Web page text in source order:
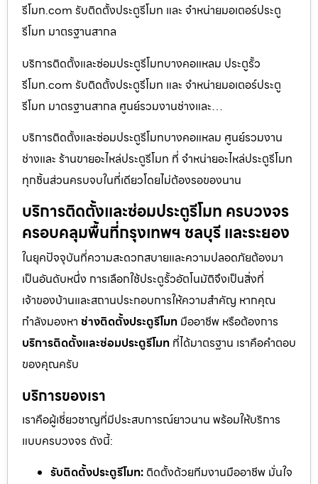
รีโมท.com รับติดตั้งประตูรีโมท และ จำหน่ายมอเตอร์ประตู
รีโมท มาตรฐานสากล
บริการติดตั้งและซ่อมประตูรีโมทบางคอแหลม ประตูรั้ว
รีโมท.com รับติดตั้งประตูรีโมท และ จำหน่ายมอเตอร์ประตู
รีโมท มาตรฐานสากล ศูนย์รวมงานช่างและ…
บริการติดตั้งและซ่อมประตูรีโมทบางคอแหลม ศูนย์รวมงาน
ช่างและ ร้านขายอะไหล่ประตูรีโมท ที่ จำหน่ายอะไหล่ประตูรีโมท
ทุกชิ้นส่วนครบจบในที่เดียวโดยไม่ต้องรอของนาน
บริการติดตั้งและซ่อมประตูรีโมท ครบวงจร
ครอบคลุมพื้นที่กรุงเทพฯ ชลบุรี และระยอง
ในยุคปัจจุบันที่ความสะดวกสบายและความปลอดภัยต้องมา
เป็นอันดับหนึ่ง การเลือกใช้ประตูรั้วอัตโนมัติจึงเป็นสิ่งที่
เจ้าของบ้านและสถานประกอบการให้ความสำคัญ หากคุณ
กำลังมองหา ช่างติดตั้งประตูรีโมท มืออาชีพ หรือต้องการ
บริการติดตั้งและซ่อมประตูรีโมท ที่ได้มาตรฐาน เราคือคำตอบ
ของคุณครับ
บริการของเรา
เราคือผู้เชี่ยวชาญที่มีประสบการณ์ยาวนาน พร้อมให้บริการ
แบบครบวงจร ดังนี้:
รับติดตั้งประตูรีโมท: ติดตั้งด้วยทีมงานมืออาชีพ มั่นใจ